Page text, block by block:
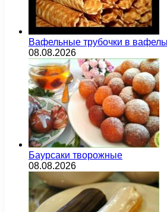
Вафельные трубочки в
08.08.2026
Баурсаки творожные
08.08.2026